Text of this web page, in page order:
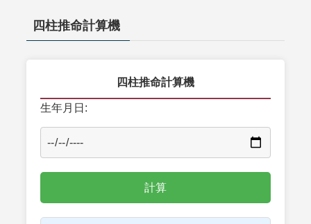
四柱推命計算機
四柱推命計算機
生年月日: